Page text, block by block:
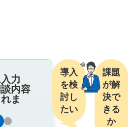
力
内容
ま
2
導入
を検
討し
たい
課題
が解
決で
きる
か